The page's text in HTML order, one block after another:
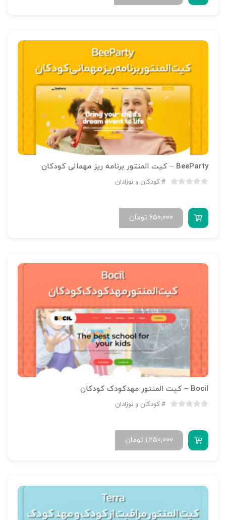
BeeParty – کیت المنتور برنامه ریز مهمانی کودکان
کودکان و نوزادان
تومان 650,000
Bocil – کیت المنتور مهدکودک کودکان
کودکان و نوزادان
تومان 1,250,000